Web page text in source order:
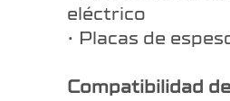
eléctrico
• Placas de
Compatibilidad